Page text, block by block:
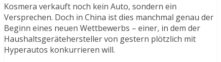
Kosmera verkauft noch kein Auto, sondern ein
Versprechen. Doch in China ist dies manchmal genau der
Beginn eines neuen Wettbewerbs – einer, in dem der
Haushaltsgerätehersteller von gestern plötzlich mit
Hyperautos konkurrieren will.